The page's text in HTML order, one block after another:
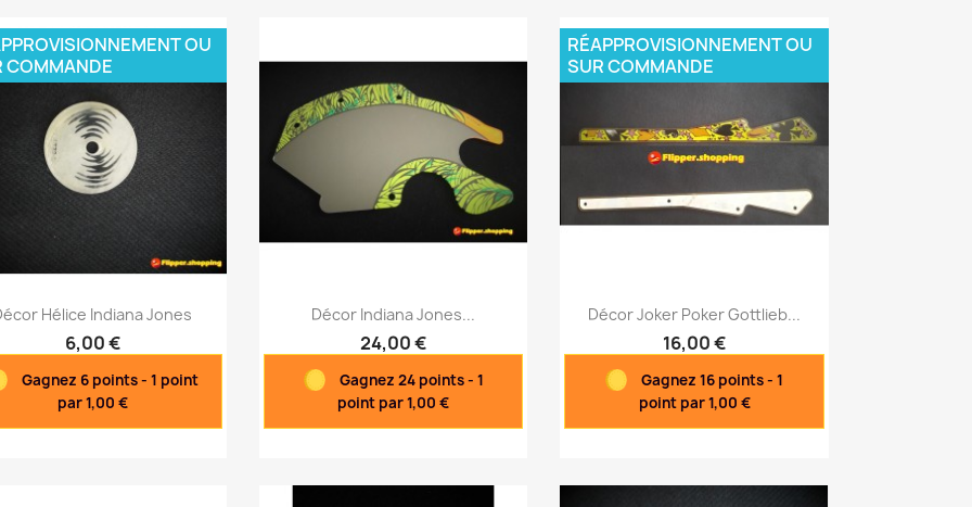
Aperçu rapide
Hélice Indiana Jones
6,00 €
Gagnez 6 points - 1 point
par 1,00 €
OU
COMMANDE
Aperçu rapide
Décor Indiana Jones...
24,00 €
Gagnez 24 points - 1
point par 1,00 €
Aperçu rapide
Décor Joker Poker Gottlieb...
16,00 €
Gagnez 16 points - 1
point par 1,00 €
RÉAPPROVISIONNEMENT OU
SUR COMMANDE